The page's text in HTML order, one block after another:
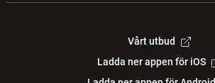
Vårt utbud
Ladda ner appen för iOS